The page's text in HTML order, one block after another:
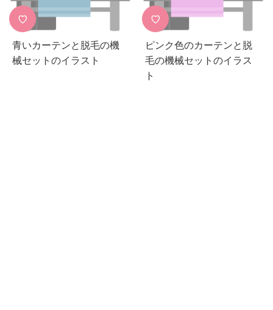
♡
青いカーテンと脱毛の機
械セットのイラスト
♡
ピンク色のカーテンと脱
毛の機械セットのイラス
ト